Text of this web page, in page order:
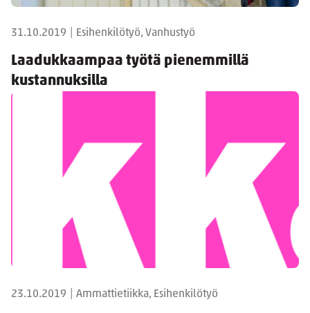
31.10.2019 Esihenkilötyö, Vanhustyö
Laadukkaampaa työtä pienemmillä
kustannuksilla
23.10.2019 Ammattietiikka, Esihenkilötyö